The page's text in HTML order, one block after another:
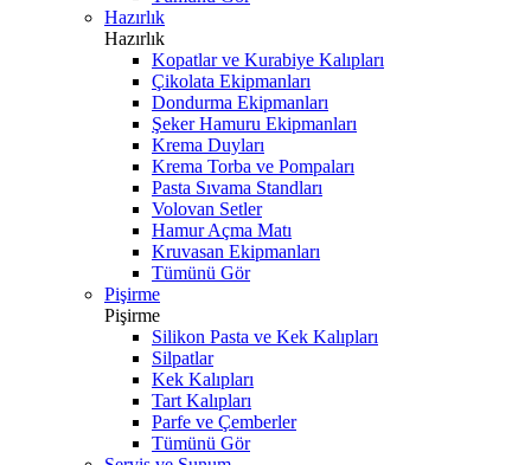
Hazırlık
Hazırlık
Kopatlar ve Kurabiye Kalıpları
Çikolata Ekipmanları
Dondurma Ekipmanları
Şeker Hamuru Ekipmanları
Krema Duyları
Krema Torba ve Pompaları
Pasta Sıvama Standları
Volovan Setler
Hamur Açma Matı
Kruvasan Ekipmanları
Tümünü Gör
Pişirme
Pişirme
Silikon Pasta ve Kek Kalıpları
Silpatlar
Kek Kalıpları
Tart Kalıpları
Parfe ve Çemberler
Tümünü Gör